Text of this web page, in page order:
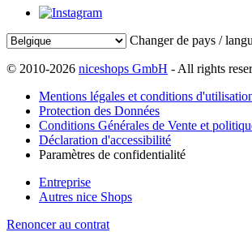
Changer de pays /
© 2010-2026 niceshops GmbH - All rights
Mentions légales et conditions
Protection des Données
Conditions Générales de Vente et
Déclaration d'accessibilité
Paramètres de confidentialité
Entreprise
Autres nice Shops
Renoncer au contrat